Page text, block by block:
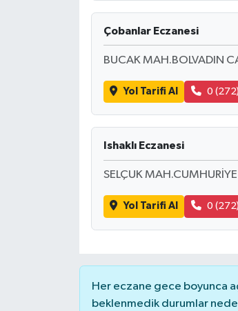
Çobanlar Eczanesi
BUCAK MAH.BOLVADIN
Yol Tarifi Al 0
Ishaklı Eczanesi
SELÇUK
Yol Tarifi Al 0
Her eczane gece boyunca
beklenmedik durumlar